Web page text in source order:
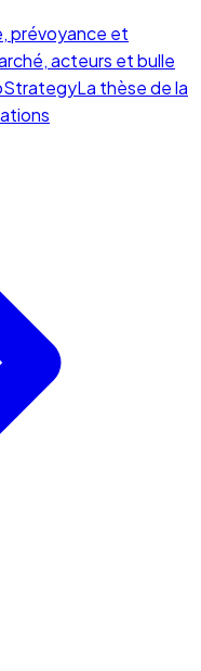
prévoyance et
acteurs et bulle
La thèse de la